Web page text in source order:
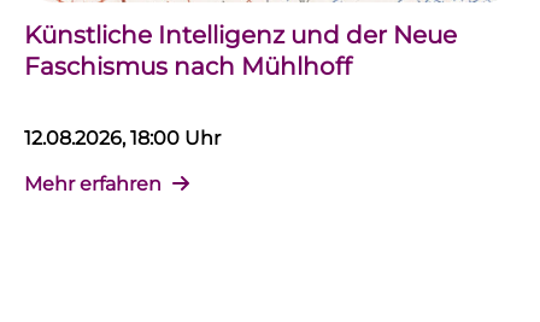
Künstliche Intelligenz und der Neue
Faschismus nach Mühlhoff
12.08.2026, 18:00 Uhr
Mehr erfahren